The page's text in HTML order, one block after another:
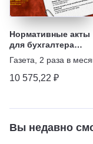
Нормативные акты
для бухгалтера
(печатный журнал)
Газета 2 раза в
10 575,22 ₽
Вы недавно